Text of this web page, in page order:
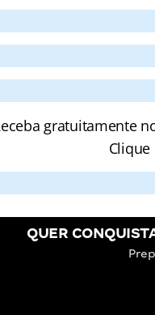
gratuitamente
QUER